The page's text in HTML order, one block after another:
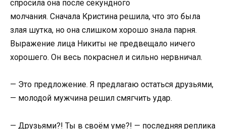
спросила она после секундного
молчания. Сначала Кристина решила, что это была
злая шутка, но она слишком хорошо знала парня.
Выражение лица Никиты не предвещало ничего
хорошего. Он весь покраснел и сильно нервничал.
— Это предложение. Я предлагаю остаться друзьями,
— молодой мужчина решил смягчить удар.
— Друзьями?! Ты в своём уме?! — последняя реплика